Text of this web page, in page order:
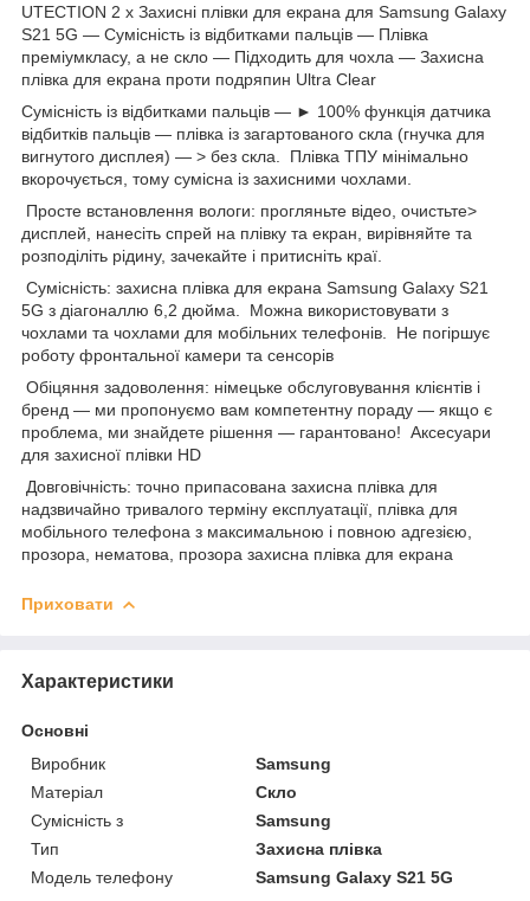
UTECTION 2 x Захисні плівки для екрана для Samsung Galaxy
S21 5G — Сумісність із відбитками пальців — Плівка
преміумкласу, а не скло — Підходить для чохла — Захисна
плівка для екрана проти подряпин Ultra Clear
Сумісність із відбитками пальців — ► 100% функція датчика
відбитків пальців — плівка із загартованого скла (гнучка для
вигнутого дисплея) — > без скла. Плівка ТПУ мінімально
вкорочується, тому сумісна із захисними чохлами.
Просте встановлення вологи: прогляньте відео, очистьте>
дисплей, нанесіть спрей на плівку та екран, вирівняйте та
розподіліть рідину, зачекайте і притисніть краї.
Сумісність: захисна плівка для екрана Samsung Galaxy S21
5G з діагоналлю 6,2 дюйма. Можна використовувати з
чохлами та чохлами для мобільних телефонів. Не погіршує
роботу фронтальної камери та сенсорів
Обіцяння задоволення: німецьке обслуговування клієнтів і
бренд — ми пропонуємо вам компетентну пораду — якщо є
проблема, ми знайдете рішення — гарантовано! Аксесуари
для захисної плівки HD
Довговічність: точно припасована захисна плівка для
надзвичайно тривалого терміну експлуатації, плівка для
мобільного телефона з максимальною і повною адгезією,
прозора, нематова, прозора захисна плівка для екрана
Приховати
Характеристики
Основні
Виробник
Samsung
Матеріал
Скло
Сумісність з
Samsung
Тип
Захисна плівка
Модель телефону
Samsung Galaxy S21 5G